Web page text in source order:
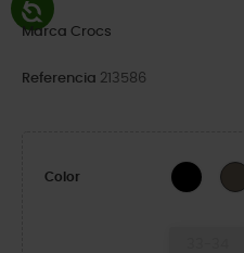
Marca Crocs
Referencia 213586
Color Black